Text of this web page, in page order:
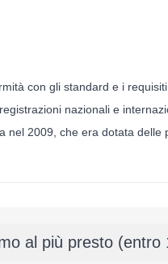
con gli standard e i
nazionali e
nel 2009, che era dotata
al più presto (entro